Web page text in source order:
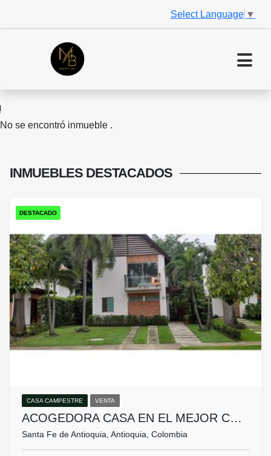
Select Language ▼
No se encontró inmueble .
INMUEBLES DESTACADOS
DESTACADO
CASA CAMPESTRE VENTA
ACOGEDORA CASA EN EL MEJOR C…
Santa Fe de Antioquia, Antioquia, Colombia